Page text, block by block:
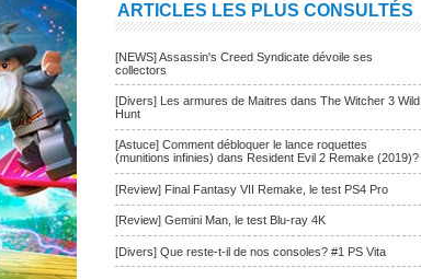
ARTICLES LES PLUS CONSULTÉS
[NEWS] Assassin's Creed Syndicate dévoile ses
collectors
[Divers] Les armures de Maitres dans The Witcher 3 Wild
Hunt
[Astuce] Comment débloquer le lance roquettes
(munitions infinies) dans Resident Evil 2 Remake (2019)?
[Review] Final Fantasy VII Remake, le test PS4 Pro
[Review] Gemini Man, le test Blu-ray 4K
[Divers] Que reste-t-il de nos consoles? #1 PS Vita